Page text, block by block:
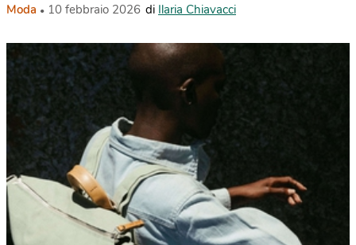
Moda 10 febbraio 2026 di Ilaria Chiavacci